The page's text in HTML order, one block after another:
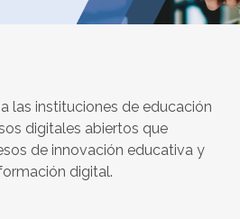
las instituciones de educación
digitales abiertos que
de innovación educativa y
digital.